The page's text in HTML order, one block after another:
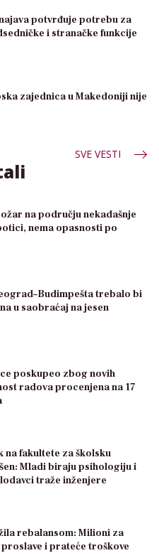
potvrđuje potrebu za
i stranačke funkcije
zajednica u Makedoniji nije
SVE VESTI
na području nekadašnje
nema opasnosti po
trebalo bi
u saobraćaj na jesen
poskupeo zbog novih
radova procenjena na 17
na fakultete za školsku
Mladi biraju psihologiju i
traže inženjere
rebalansom: Milioni za
i prateće troškove